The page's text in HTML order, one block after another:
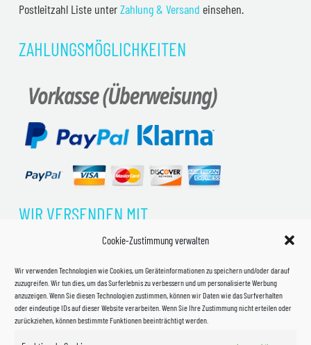
Cookie-Zustimmung verwalten
Wir verwenden Technologien wie Cookies, um Geräteinformationen zu speichern und/oder darauf
zuzugreifen. Wir tun dies, um das Surferlebnis zu verbessern und um personalisierte Werbung
anzuzeigen. Wenn Sie diesen Technologien zustimmen, können wir Daten wie das Surfverhalten
oder eindeutige IDs auf dieser Website verarbeiten. Wenn Sie Ihre Zustimmung nicht erteilen oder
zurückziehen, können bestimmte Funktionen beeinträchtigt werden.
Postleitzahl Liste unterZahlung & Versand einsehen.
ZAHLUNGSMÖGLICHKEITEN
WIR VERSENDEN MIT